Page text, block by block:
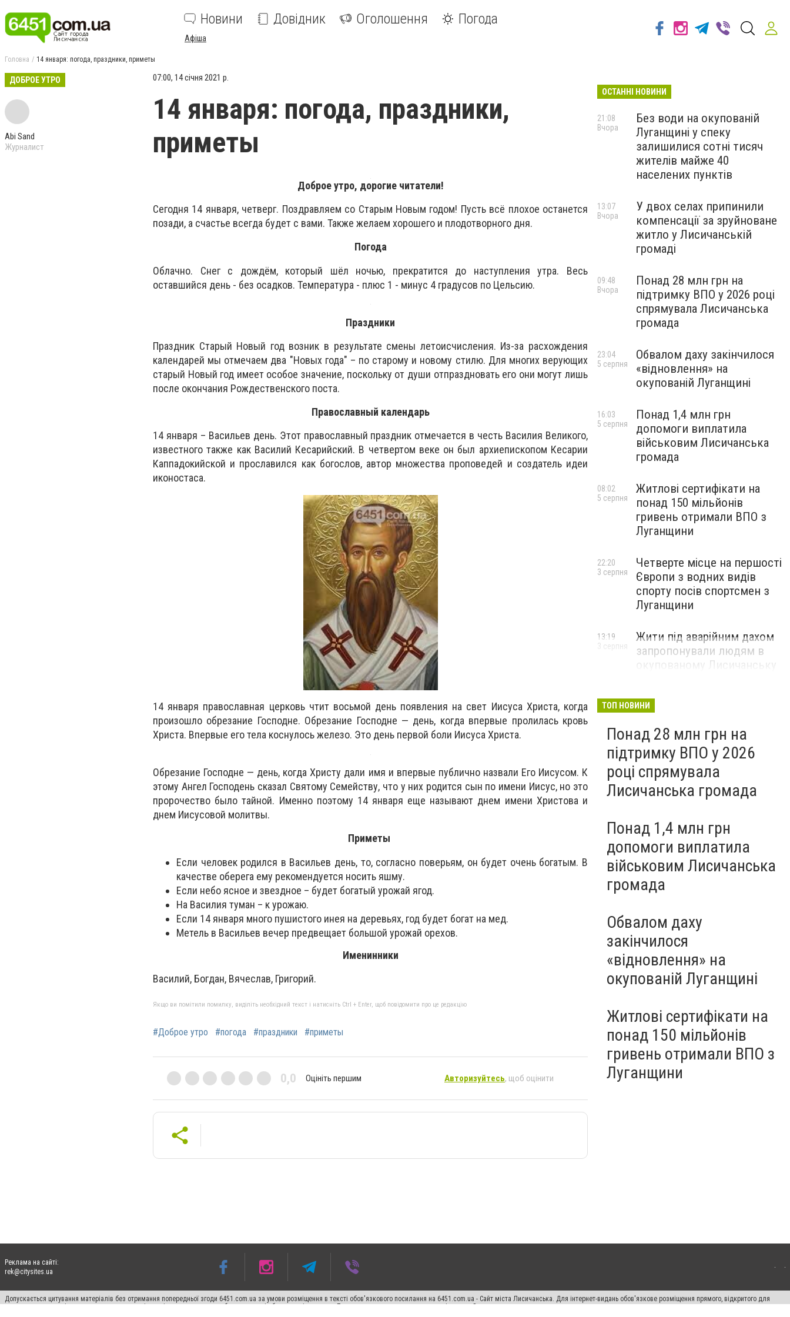
Новини Довідник Оголошення Погода
Афіша
Головна 14 января: погода, праздники, приметы
ДОБРОЕ УТРО
Abi Sand
Журналист
07:00, 14 січня 2021 р.
14 января: погода, праздники,
приметы
Доброе утро, дорогие читатели!
Сегодня 14 января, четверг. Поздравляем со Старым Новым годом! Пусть всё плохое останется
позади, а счастье всегда будет с вами. Также желаем хорошего и плодотворного дня.
Погода
Облачно. Снег с дождём, который шёл ночью, прекратится до наступления утра. Весь
оставшийся день - без осадков. Температура - плюс 1 - минус 4 градусов по Цельсию.
Праздники
Праздник Cтарый Новый годвозник в результате смены летоисчисления. Из-за расхождения
календарей мы отмечаем два "Новых года" – по старому и новому стилю. Для многих верующих
старый Новый год имеет особое значение, поскольку от души отпраздновать его они могут лишь
после окончания Рождественского поста.
Православный календарь
14 января – Васильев день. Этот православный праздник отмечается в честь Василия Великого,
известного также как Василий Кесарийский. В четвертом веке он был архиепископом Кесарии
Каппадокийской и прославился как богослов, автор множества проповедей и создатель идеи
иконостаса.
14 января православная церковь чтит восьмой день появления на свет Иисуса Христа, когда
произошло обрезание Господне. Обрезание Господне — день, когда впервые пролилась кровь
Христа. Впервые его тела коснулось железо. Это день первой боли Иисуса Христа.
Обрезание Господне — день, когда Христу дали имя и впервые публично назвали Его Иисусом. К
этому Ангел Господень сказал Святому Семейству, что у них родится сын по имени Иисус, но это
пророчество было тайной. Именно поэтому 14 января еще называют днем имени Христова и
днем Иисусовой молитвы.
Приметы
Если человек родился в Васильев день, то, согласно поверьям, он будет очень богатым. В
качестве оберега ему рекомендуется носить яшму.
Если небо ясное и звездное – будет богатый урожай ягод.
На Василия туман – к урожаю.
Если 14 января много пушистого инея на деревьях, год будет богат на мед.
Метель в Васильев вечер предвещает большой урожай орехов.
Именинники
Василий, Богдан, Вячеслав, Григорий.
Якщо ви помітили помилку, виділіть необхідний текст і натисніть Ctrl + Enter, щоб повідомити про це редакцію
#Доброе утро #погода #праздники #приметы
0,0 Оцініть першим Авторизуйтесь, щоб оцінити
ОСТАННІ НОВИНИ
Без води на окупованій
Луганщині у спеку
залишилися сотні тисяч
жителів майже 40
населених пунктів
21:08
Вчора
У двох селах припинили
компенсації за зруйноване
житло у Лисичанській
громаді
13:07
Вчора
Понад 28 млн грн на
підтримку ВПО у 2026 році
спрямувала Лисичанська
громада
09:48
Вчора
Обвалом даху закінчилося
«відновлення» на
окупованій Луганщині
23:04
5 серпня
Понад 1,4 млн грн
допомоги виплатила
військовим Лисичанська
громада
16:03
5 серпня
Житлові сертифікати на
понад 150 мільйонів
гривень отримали ВПО з
Луганщини
08:02
5 серпня
Четверте місце на першості
Європи з водних видів
спорту посів спортсмен з
Луганщини
22:20
3 серпня
Жити під аварійним дахом
запропонували людям в
окупованому Лисичанську
13:19
3 серпня
ТОП НОВИНИ
Понад 28 млн грн на
підтримку ВПО у 2026
році спрямувала
Лисичанська громада
Понад 1,4 млн грн
допомоги виплатила
військовим Лисичанська
громада
Обвалом даху
закінчилося
«відновлення» на
окупованій Луганщині
Житлові сертифікати на
понад 150 мільйонів
гривень отримали ВПО з
Луганщини
Реклама на сайті:
rek@citysites.ua
Допускається цитування матеріалів без отримання попередньої згоди 6451.com.ua за умови розміщення в тексті обов'язкового посилання на 6451.com.ua - Сайт міста Лисичанська. Для інтернет-видань обов'язкове розміщення прямого, відкритого для
пошукових систем гіперпосилання на цитовані статті не нижче другого абзацу в тексті або в якості джерела. Порушення виняткових прав переслідується Законом.